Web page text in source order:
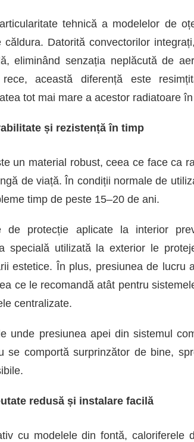
tehnică a modelelor de
căldura. Datorită convectorilor
eliminând senzația neplăcută de
rece, această diferență este
tot mai mare a acestor radiatoare
și rezistență în timp
un material robust, ceea ce face ca
de viață. În condiții normale de
timp de peste 15–20 de ani.
de protecție aplicate la interior
specială utilizată la exterior le
estetice. În plus, presiunea de lucru
ce le recomandă atât pentru
centralizate.
unde presiunea apei din sistemul
se comportă surprinzător de bine,
redusă și instalare facilă
cu modelele din fontă, caloriferele